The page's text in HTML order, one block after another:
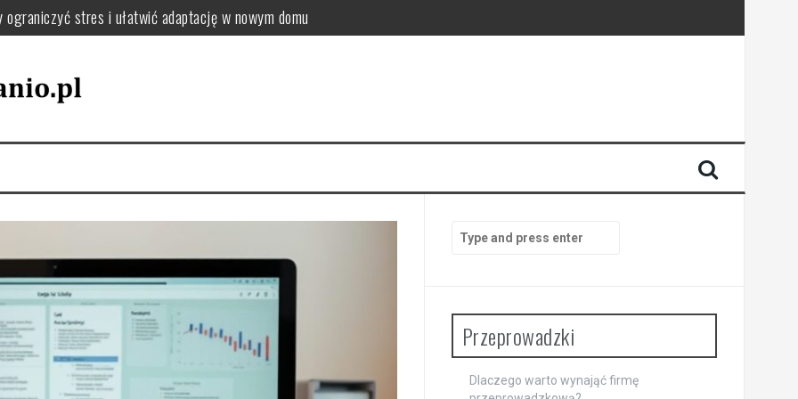
stres i ułatwić adaptację w nowym domu
uporządkować zmiany adresu i dokumentów krok po kroku
oraz tekstylia podczas przeprowadzki – praktyczne wskazówki
chaosu i jak uniknąć przeciążenia pakowania
wybrać sposób, który zminimalizuje stres i koszty
by uniknąć chaosu i dobrze się zorganizować
Search
for:
Przeprowadzki
Dlaczego warto wynająć firmę